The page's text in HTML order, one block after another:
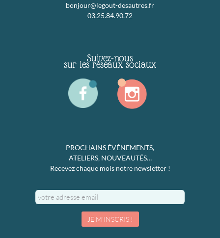
bonjour@legout-desautres.fr
03.25.84.90.72
Suivez-nous
sur les réseaux sociaux
PROCHAINS ÉVÉNEMENTS,
ATELIERS, NOUVEAUTÉS…
Recevez chaque mois notre newsletter !